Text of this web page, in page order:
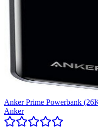
Anker Prime Powerbank
Anker